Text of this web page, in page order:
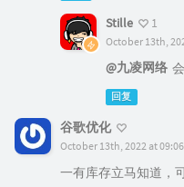
Stille 1
October 13th,
@九凌网络
回复
谷歌优化
October 13th, 2022 at
一有库存立马知道，